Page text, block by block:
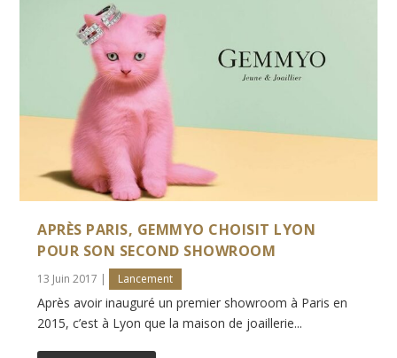
APRÈS PARIS, GEMMYO CHOISIT LYON
POUR SON SECOND SHOWROOM
13 Juin 2017 | Lancement
Après avoir inauguré un premier showroom à Paris en
2015, c’est à Lyon que la maison de joaillerie...